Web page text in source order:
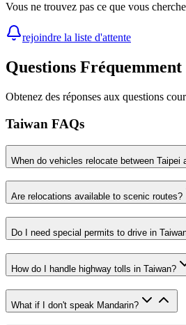
Vous ne trouvez pas ce que vous
rejoindre la liste d'attente
Questions Fréquemment
Obtenez des réponses aux questions
Taiwan FAQs
When do vehicles relocate between Taipei
Are relocations available to scenic routes?
Do I need special permits to drive in
How do I handle highway tolls in Taiwan?
What if I don't speak Mandarin?